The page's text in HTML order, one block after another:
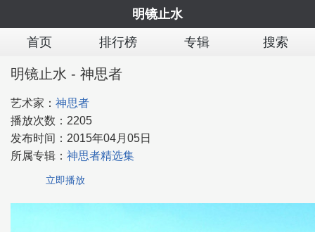
明镜止水
首页
排行榜 专辑 搜索
明镜止水 - 神思者
艺术家： 神思者
播放次数： 2205
发布时间： 2015年04月05日
所属专辑： 神思者精选集
立即播放